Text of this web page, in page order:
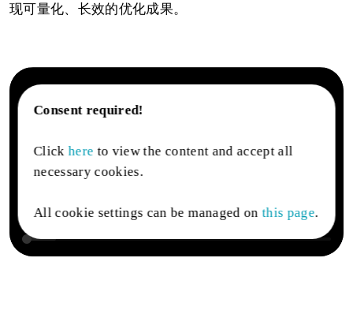
现可量化、长效的优化成果。
Consent required!
Clickhere to view the content and accept all
necessary cookies.
All cookie settings can be managed onthis page.